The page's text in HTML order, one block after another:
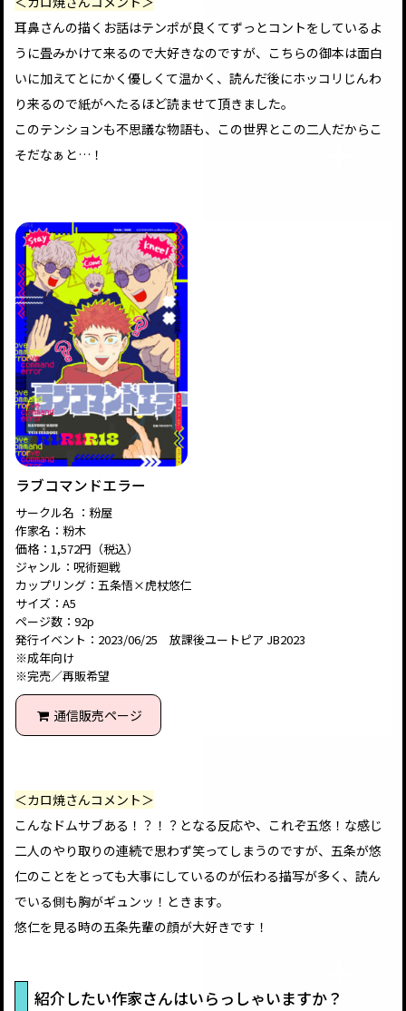
耳鼻さんの描くお話はテンポが良くてずっとコントをしているよ
うに畳みかけて来るので大好きなのですが、こちらの御本は面白
いに加えてとにかく優しくて温かく、読んだ後にホッコリじんわ
り来るので紙がへたるほど読ませて頂きました。
このテンションも不思議な物語も、この世界とこの二人だからこ
そだなぁと…！
ラブコマンドエラー
サークル名 ：粉屋
作家名：粉木
価格：1,572円（税込）
ジャンル：呪術廻戦
カップリング：五条悟×虎杖悠仁
サイズ：A5
ページ数：92p
発行イベント：2023/06/25 放課後ユートピア JB2023
※成年向け
※完売／再販希望
通信販売ページ
＜カロ焼さんコメント＞
こんなドムサブある！？！？となる反応や、これぞ五悠！な感じ
二人のやり取りの連続で思わず笑ってしまうのですが、五条が悠
仁のことをとっても大事にしているのが伝わる描写が多く、読ん
でいる側も胸がギュンッ！ときます。
悠仁を見る時の五条先輩の顔が大好きです！
紹介したい作家さんはいらっしゃいますか？